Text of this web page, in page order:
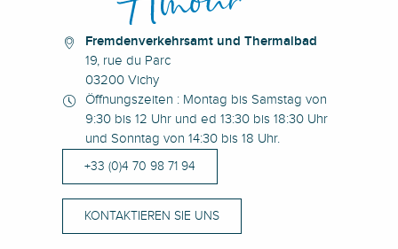
Fremdenverkehrsamt und Thermalbad
19, rue du Parc
03200 Vichy
Öffnungszeiten : Montag bis Samstag von
9:30 bis 12 Uhr und ed 13:30 bis 18:30 Uhr
und Sonntag von 14:30 bis 18 Uhr.
+33 (0)4 70 98 71 94
KONTAKTIEREN SIE UNS